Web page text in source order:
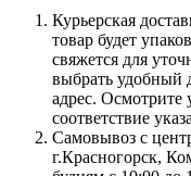
Курьерская
товар будет
свяжется для
выбрать удобный
адрес. Осмотрите
соответствие
Самовывоз с
г.Красногорск,